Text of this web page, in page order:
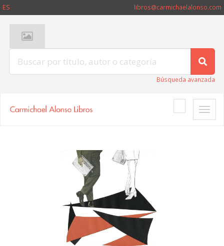
ES libros@carmichaelalonso.com
Búsqueda avanzada
Toggle